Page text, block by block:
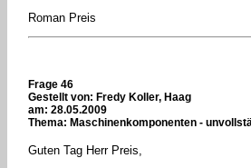
Roman Preis
Frage 46
Gestellt von: Fredy Koller, Haag
am: 28.05.2009
Thema: Maschinenkomponenten -
Guten Tag Herr Preis,